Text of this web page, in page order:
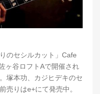
のセシルカット」Cafe
ヶ谷ロフトAで開催され
塚本功、カジヒデキのセ
売りはe+にて発売中。